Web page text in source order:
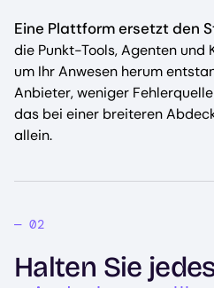
Eine Plattform ersetzt den
die Punkt-Tools, Agenten und
um Ihr Anwesen herum
Anbieter, weniger
das bei einer breiteren
allein.
Halten Sie